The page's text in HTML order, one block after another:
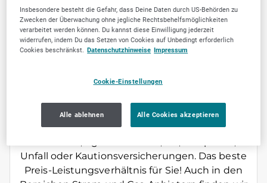
ÜBER UNS
Tarifcheck Auerbach. Gemeinsam finden wir
für Sie die passende Versicherung in allen
Unfall oder Kautionsversicherungen. Das beste
Preis-Leistungsverhältnis für Sie! Auch in den
Insbesondere besteht die Gefahr, dass Deine Daten durch US-Behörden zu
Zwecken der Überwachung ohne jegliche Rechtsbehelfsmöglichkeiten
verarbeitet werden können. Du kannst diese Einwilligung jederzeit
widerrufen, indem Du das Setzen von Cookies auf Unbedingt erforderlich
Cookies beschränkst. Datenschutzhinweise Impressum
Cookie-Einstellungen
Alle ablehnen Alle Cookies akzeptieren